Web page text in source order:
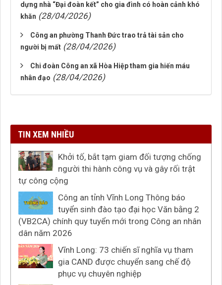
dựng nhà “Đại đoàn kết” cho gia đình có hoàn cảnh khó
khăn (28/04/2026)
Công an phường Thanh Đức trao trả tài sản cho
người bị mất (28/04/2026)
Chi đoàn Công an xã Hòa Hiệp tham gia hiến máu
nhân đạo (28/04/2026)
TIN XEM NHIỀU
Khởi tố, bắt tạm giam đối tượng chống
người thi hành công vụ và gây rối trật
tự công cộng
Công an tỉnh Vĩnh Long Thông báo
tuyển sinh đào tạo đại học Văn bằng 2
(VB2CA) chính quy tuyển mới trong Công an nhân
dân năm 2026
Vĩnh Long: 73 chiến sĩ nghĩa vụ tham
gia CAND được chuyển sang chế độ
phục vụ chuyên nghiệp